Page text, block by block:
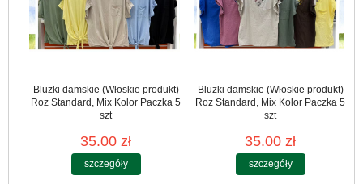
Bluzki damskie (Włoskie produkt)
Roz Standard, Mix Kolor Paczka 5
szt
35.00 zł
szczegóły
Bluzki damskie (Włoskie produkt)
Roz Standard, Mix Kolor Paczka 5
szt
35.00 zł
szczegóły